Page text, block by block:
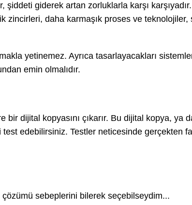
giderek artan zorluklarla karşı
zincirleri, daha karmaşık proses ve teknolojiler,
yetinemez. Ayrıca tasarlayacakları
emin olmalıdır.
dijital kopyasını çıkarır. Bu dijital kopya, ya
edebilirsiniz. Testler neticesinde gerçekten
sebeplerini bilerek seçebilseydim...